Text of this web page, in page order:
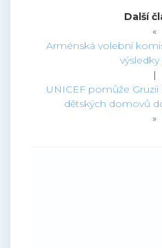
Další
«
Arménská volební
|
UNICEF pomůže
dětských domovů
»